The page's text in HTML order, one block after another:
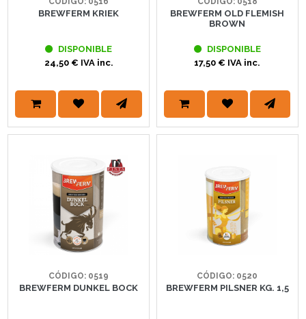
BREWFERM KRIEK
DISPONIBLE
24,50 € IVA inc.
BREWFERM OLD FLEMISH
BROWN
DISPONIBLE
17,50 € IVA inc.
CÓDIGO: 0519
BREWFERM DUNKEL BOCK
CÓDIGO: 0520
BREWFERM PILSNER KG. 1,5